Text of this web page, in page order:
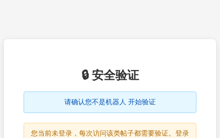
🔒 安全验证
请确认您不是机器人 开始验证
您当前未登录，每次访问该类帖子都需要验证。登录